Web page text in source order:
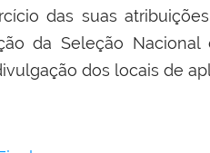
das suas
da Seleção
dos locais de